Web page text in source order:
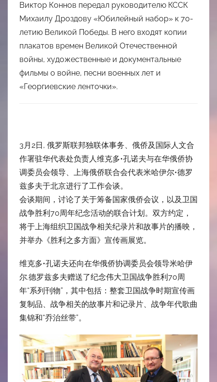
Виктор Коннов передал руководителю КССК
Михаилу Дроздову «Юбилейный набор» к 70-
летию Великой Победы. В него входят копии
плакатов времен Великой Отечественной
войны, художественные и документальные
фильмы о войне, песни военных лет и
«Георгиевские ленточки».
3月2日, 俄罗斯联邦独联体事务、俄侨及国际人文合
作署驻华代表处负责人维克多•孔诺夫与在华俄侨协
调委员会领导、上海俄侨联合会代表米哈伊尔•德罗
兹多夫于北京进行了工作会谈。
会谈期间，讨论了关于筹备国家俄侨会议，以及卫国
战争胜利70周年纪念活动的联合计划。双方约定，
将于上海组织卫国战争相关纪录片和故事片的播映，
并举办《胜利之多方面》宣传画展览。
维克多•孔诺夫还向在华俄侨协调委员会领导米哈伊
尔.德罗兹多夫赠送了纪念伟大卫国战争胜利70周
年“系列刊物”，其中包括：整套卫国战争时期宣传画
复制品、战争相关的故事片和记录片、战争年代歌曲
集锦和“乔治丝带”。